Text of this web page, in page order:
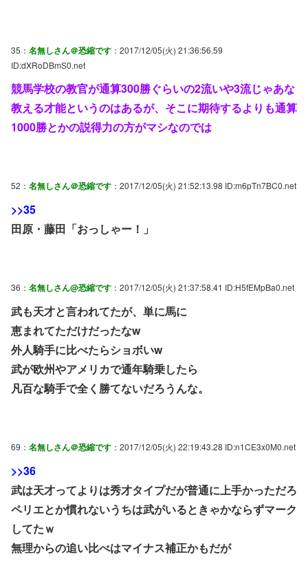
35： 名無しさん＠恐縮です ：2017/12/05(火) 21:36:56.59
ID:dXRoDBmS0.net
競馬学校の教官が通算300勝ぐらいの2流いや3流じゃあな
教える才能というのはあるが、そこに期待するよりも通算
1000勝とかの説得力の方がマシなのでは
52： 名無しさん＠恐縮です ：2017/12/05(火) 21:52:13.98 ID:m6pTn7BC0.net
>>35
田原・藤田「おっしゃー！」
36： 名無しさん@恐縮です ：2017/12/05(火) 21:37:58.41 ID:H5fEMpBa0.net
武も天才と言われてたが、単に馬に
恵まれてただけだったなw
外人騎手に比べたらショボいw
武が欧州やアメリカで通年騎乗したら
凡百な騎手で全く勝てないだろうんな。
69： 名無しさん＠恐縮です ：2017/12/05(火) 22:19:43.28 ID:n1CE3x0M0.net
>>36
武は天才ってよりは秀才タイプだが普通に上手かっただろ
ペリエとか慣れないうちは武がいるときゃかならずマーク
してたｗ
無理からの追い比べはマイナス補正かもだが